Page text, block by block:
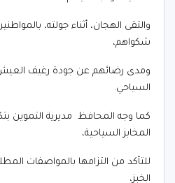
والتقى الهجان، أثناء جولته،
شكواهم،
ومدى رضائهم عن جودة رغيف العيش
السياحي.
كما وجه المحافظ مديرية التموين
المخابز السياحية،
للتأكد من التزامها بالمواصفات
الخبز،